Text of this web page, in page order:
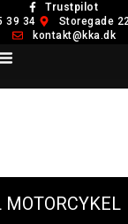
Trustpilot
39 34
Storegade
kontakt@kka.dk